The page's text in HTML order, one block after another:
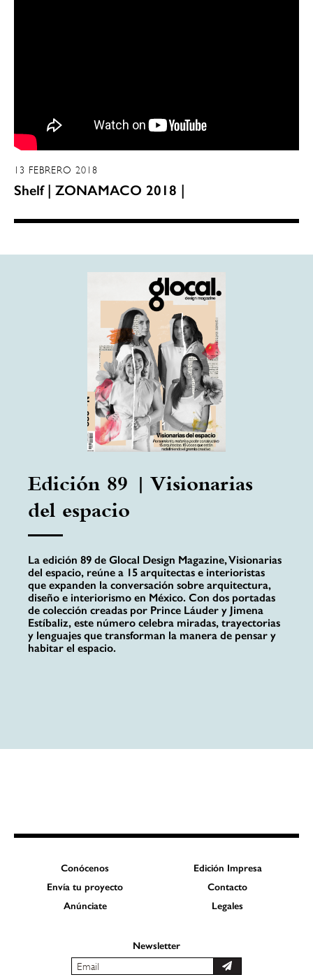
13 FEBRERO 2018
Shelf | ZONAMACO 2018 |
Edición 89 | Visionarias
del espacio
La edición 89 de Glocal Design Magazine, Visionarias
del espacio, reúne a 15 arquitectas e interioristas
que expanden la conversación sobre arquitectura,
diseño e interiorismo en México. Con dos portadas
de colección creadas por Prince Láuder y Jimena
Estíbaliz, este número celebra miradas, trayectorias
y lenguajes que transforman la manera de pensar y
habitar el espacio.
Conócenos
Edición Impresa
Envía tu proyecto
Contacto
Anúnciate
Legales
Newsletter